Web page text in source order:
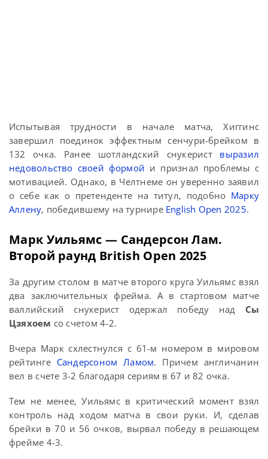
Испытывая трудности в начале матча, Хиггинс
завершил поединок эффектным сенчури-брейком в
132 очка. Ранее шотландский снукерист выразил
недовольство своей формой и признал проблемы с
мотивацией. Однако, в Челтнеме он уверенно заявил
о себе как о претенденте на титул, подобно Марку
Аллену, победившему на турнире English Open 2025.
Марк Уильямс — Сандерсон Лам.
Второй раунд British Open 2025
За другим столом в матче второго круга Уильямс взял
два заключительных фрейма. А в стартовом матче
валлийский снукерист одержал победу над Сы
Цзяхоем со счетом 4-2.
Вчера Марк схлестнулся с 61-м номером в мировом
рейтинге Сандерсоном Ламом. Причем англичанин
вел в счете 3-2 благодаря сериям в 67 и 82 очка.
Тем не менее, Уильямс в критический момент взял
контроль над ходом матча в свои руки. И, сделав
брейки в 70 и 56 очков, вырвал победу в решающем
фрейме 4-3.